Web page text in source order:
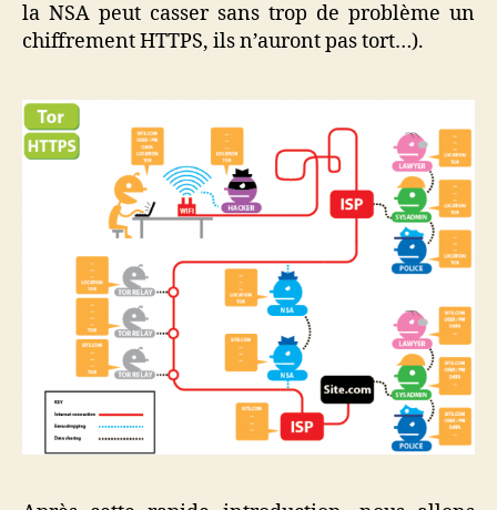
la NSA peut casser sans trop de problème un
chiffrement HTTPS, ils n’auront pas tort…).